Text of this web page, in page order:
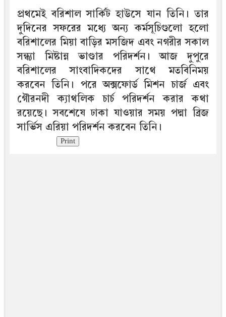
প্রথমেই বরিশাল সার্কিট হাউসে যান তিনি। তার
দুদিনের সফরের মধ্যে অন্য কর্মসূচিগুলো হলো
বরিশালের মিয়া বাড়ির মসজিদ এবং নগরীর সকাল
সন্ধ্যা মিষ্টান্ন ভাণ্ডার পরিদর্শন। আজ দুপুরে
বরিশালের সাংবাদিকদের সাথে মতবিনিময়
করবেন তিনি। পরে অক্সফোর্ড মিশন চার্জ এবং
গৌরনদী ক্যাথলিক চার্চ পরিদর্শন করার কথা
রয়েছে। সবশেষে ঢাকা যাওয়ার সময় পদ্মা ব্রিজ
সার্ভিস এরিয়া পরিদর্শন করবেন তিনি।
Print